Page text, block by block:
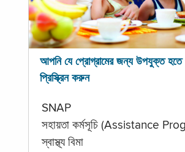
আপনি যে প্রোগ্রামের জন্য উপযুক্ত হতে
প্রিস্ক্রিন করুন
SNAP
সহায়তা কর্মসূচি (Assistance
স্বাস্থ্য বিমা